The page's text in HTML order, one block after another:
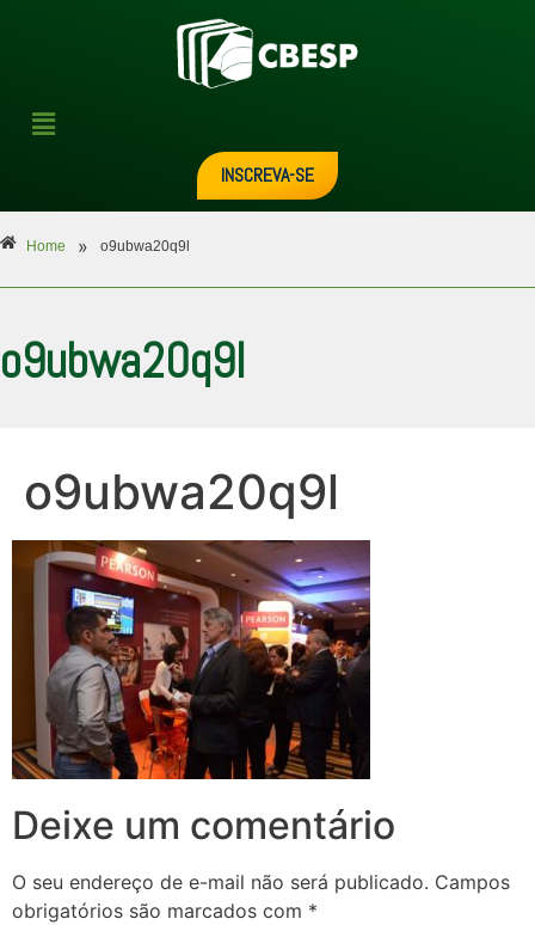
INSCREVA-SE
Home » o9ubwa20q9l
o9ubwa20q9l
o9ubwa20q9l
Deixe um comentário
O seu endereço de e-mail não será publicado. Campos
obrigatórios são marcados com *